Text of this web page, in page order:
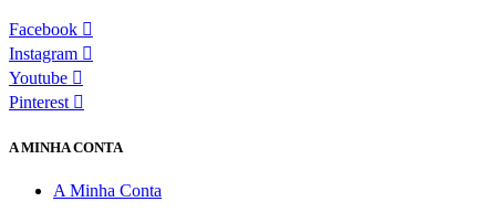
Facebook
Instagram
Youtube
Pinterest
A MINHA CONTA
A Minha Conta